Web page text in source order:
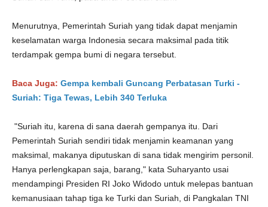
Menurutnya, Pemerintah Suriah yang tidak dapat menjamin
keselamatan warga Indonesia secara maksimal pada titik
terdampak gempa bumi di negara tersebut.
Baca Juga: Gempa kembali Guncang Perbatasan Turki -
Suriah: Tiga Tewas, Lebih 340 Terluka
"Suriah itu, karena di sana daerah gempanya itu. Dari
Pemerintah Suriah sendiri tidak menjamin keamanan yang
maksimal, makanya diputuskan di sana tidak mengirim personil.
Hanya perlengkapan saja, barang," kata Suharyanto usai
mendampingi Presiden RI Joko Widodo untuk melepas bantuan
kemanusiaan tahap tiga ke Turki dan Suriah, di Pangkalan TNI